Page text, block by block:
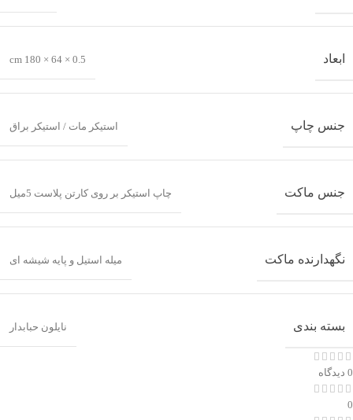
ابعاد 0.5 × 64 × 180 cm
جنس چاپ استیکر مات / استیکر براق
جنس ماکت چاپ استیکر بر روی کارتن پلاست 5میل
نگهدارنده ماکت میله استیل و پایه شیشه ای
بسته بندی نایلون حبابدار
0 دیدگاه
0